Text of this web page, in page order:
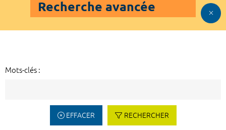
Recherche avancée
Mots-clés :
EFFACER RECHERCHER